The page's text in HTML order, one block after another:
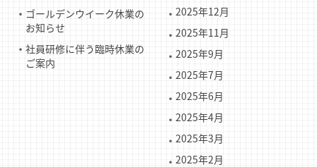
ゴールデンウイーク休業の
お知らせ
社員研修に伴う臨時休業の
ご案内
2025年12月
2025年11月
2025年9月
2025年7月
2025年6月
2025年4月
2025年3月
2025年2月